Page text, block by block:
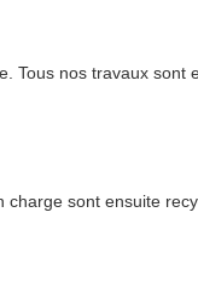
Tous nos travaux sont
charge sont ensuite